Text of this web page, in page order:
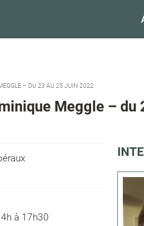
– DU 23 AU 25 JUIN 2022
Meggle – du
à 17h30